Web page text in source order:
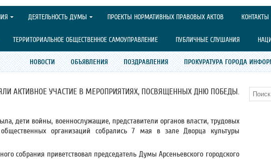
ДЕЯТЕЛЬНОСТЬ ДУМЫ ПРОЕКТЫ НОРМАТИВНЫХ ПРАВОВЫХ АКТОВ КОНТАКТЫ
ТЕРРИТОРИАЛЬНОЕ ОБЩЕСТВЕННОЕ САМОУПРАВЛЕНИЕ ПУБЛИЧНЫЕ СЛУШАНИЯ
НОВОСТИ ОБЪЯВЛЕНИЯ ПОЗДРАВЛЕНИЯ ПРОКУРАТУРА ГОРОДА
АКТИВНОЕ УЧАСТИЕ В МЕРОПРИЯТИЯХ, ПОСВЯЩЕННЫХ ДНЮ ПОБЕДЫ.
дети войны, военнослужащие, представители органов власти, трудовых
организаций собрались 7 мая в зале Дворца культуры
собрания приветствовал председатель Думы Арсеньевского городского
Поиск